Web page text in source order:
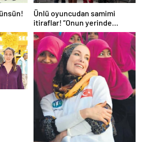
Ünlü oyuncudan samimi
itiraflar! “Onun yerinde
olsaydım diye çok düşündüm”